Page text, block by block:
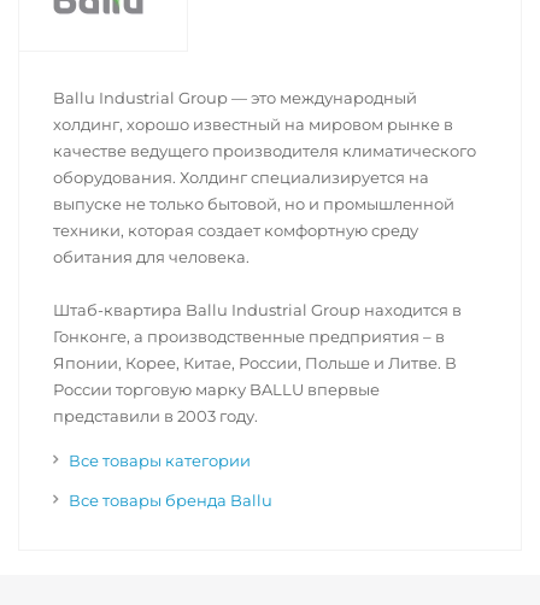
Ballu Industrial Group — это международный
холдинг, хорошо известный на мировом рынке в
качестве ведущего производителя климатического
оборудования. Холдинг специализируется на
выпуске не только бытовой, но и промышленной
техники, которая создает комфортную среду
обитания для человека.
Штаб-квартира Ballu Industrial Group находится в
Гонконге, а производственные предприятия – в
Японии, Корее, Китае, России, Польше и Литве. В
России торговую марку BALLU впервые
представили в 2003 году.
Все товары категории
Все товары бренда Ballu